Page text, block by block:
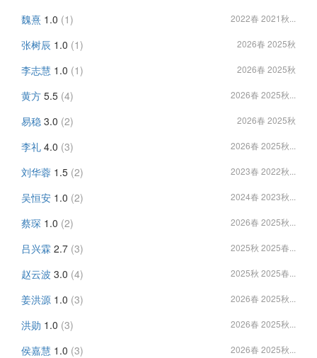
魏熹 1.0 (1) 2022春 2021秋...
张树辰 1.0 (1) 2026春 2025秋
李志慧 1.0 (1) 2026春 2025秋
黄方 5.5 (4) 2026春 2025秋...
易稳 3.0 (2) 2026春 2025秋
李礼 4.0 (3) 2026春 2025秋...
刘华蓉 1.5 (2) 2023春 2022秋...
吴恒安 1.0 (2) 2024春 2023秋...
蔡琛 1.0 (2) 2026春 2025秋...
吕兴霖 2.7 (3) 2025秋 2025春...
赵云波 3.0 (4) 2025秋 2025春...
姜洪源 1.0 (3) 2026春 2025秋...
洪勋 1.0 (3) 2026春 2025秋...
侯嘉慧 1.0 (3) 2026春 2025秋...